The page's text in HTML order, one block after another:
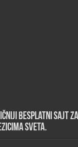
besplatni sajt
sveta.